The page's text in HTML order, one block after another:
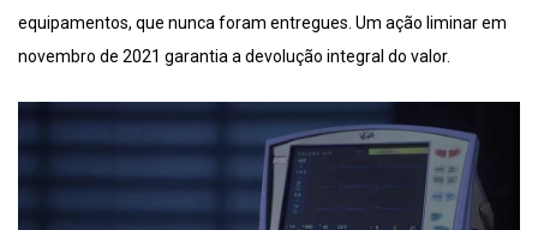
equipamentos, que nunca foram entregues. Um ação liminar em
novembro de 2021 garantia a devolução integral do valor.